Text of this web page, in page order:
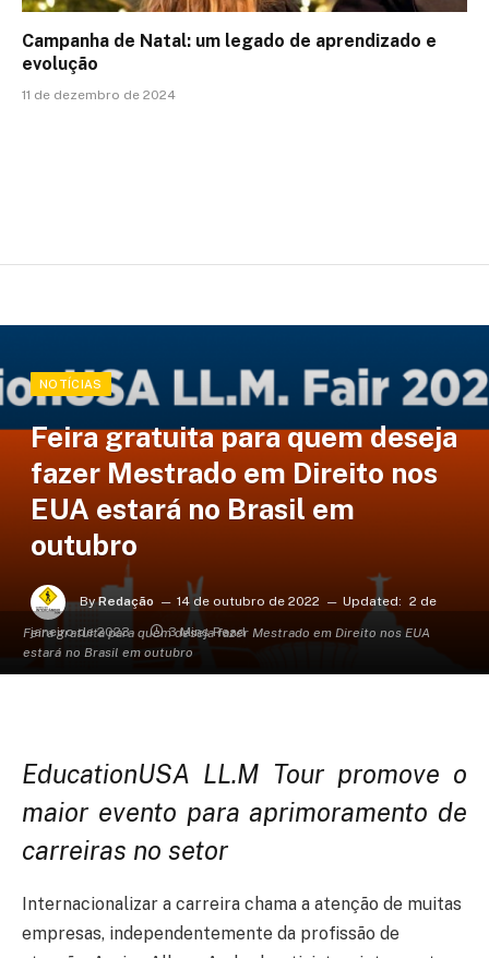
Campanha de Natal: um legado de aprendizado e
evolução
11 de dezembro de 2024
Feira gratuita para quem deseja fazer Mestrado em Direito nos EUA
estará no Brasil em outubro
NOTÍCIAS
Feira gratuita para quem deseja
fazer Mestrado em Direito nos
EUA estará no Brasil em
outubro
By Redação 14 de outubro de 2022 Updated: 2 de
janeiro de 2023
3 Mins Read
EducationUSA LL.M Tour promove o
maior evento para aprimoramento de
carreiras no setor
Internacionalizar a carreira chama a atenção de muitas
empresas, independentemente da profissão de